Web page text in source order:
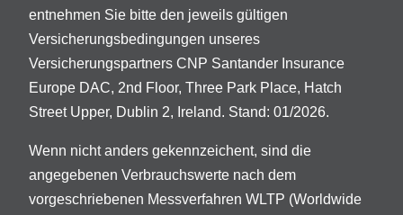
entnehmen Sie bitte den jeweils gültigen
Versicherungsbedingungen unseres
Versicherungspartners CNP Santander Insurance
Europe DAC, 2nd Floor, Three Park Place, Hatch
Street Upper, Dublin 2, Ireland. Stand: 01/2026.
Wenn nicht anders gekennzeichent, sind die
angegebenen Verbrauchswerte nach dem
vorgeschriebenen Messverfahren WLTP (Worldwide